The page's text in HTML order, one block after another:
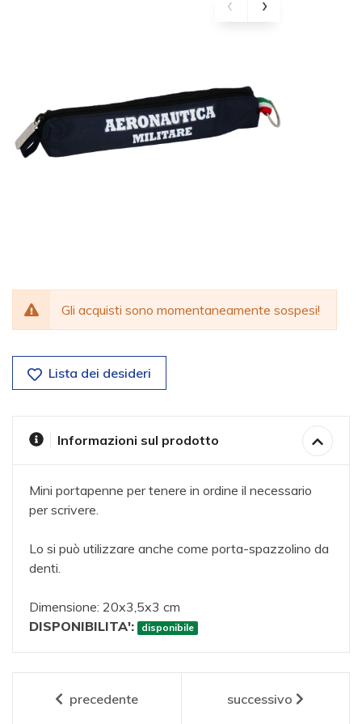
Gli acquisti sono momentaneamente sospesi!
Lista dei desideri
Informazioni sul prodotto
Mini portapenne per tenere in ordine il necessario
per scrivere.
Lo si può utilizzare anche come porta-spazzolino da
denti.
Dimensione: 20x3,5x3 cm
DISPONIBILITA':
disponibile
precedente successivo